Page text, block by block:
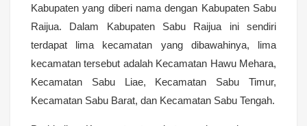
Kabupaten yang diberi nama dengan Kabupaten Sabu
Raijua. Dalam Kabupaten Sabu Raijua ini sendiri
terdapat lima kecamatan yang dibawahinya, lima
kecamatan tersebut adalah Kecamatan Hawu Mehara,
Kecamatan Sabu Liae, Kecamatan Sabu Timur,
Kecamatan Sabu Barat, dan Kecamatan Sabu Tengah.